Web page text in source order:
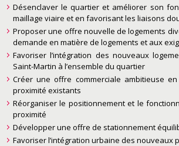
Désenclaver le quartier et améliorer son
maillage viaire et en favorisant les liaisons
Proposer une offre nouvelle de logements
demande en matière de logements et aux
Favoriser l’intégration des nouveaux
Saint-Martin à l’ensemble du quartier
Créer une offre commerciale ambitieuse
proximité existants
Réorganiser le positionnement et le
proximité
Développer une offre de stationnement
Favoriser l’intégration urbaine des